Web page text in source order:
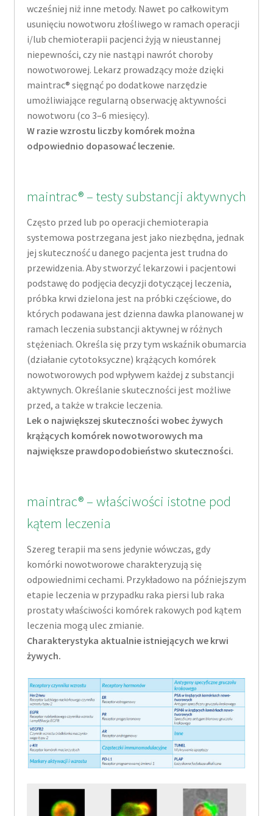
wcześniej niż inne metody. Nawet po całkowitym
usunięciu nowotworu złośliwego w ramach operacji
i/lub chemioterapii pacjenci żyją w nieustannej
niepewności, czy nie nastąpi nawrót choroby
nowotworowej. Lekarz prowadzący może dzięki
maintrac® sięgnąć po dodatkowe narzędzie
umożliwiające regularną obserwację aktywności
nowotworu (co 3–6 miesięcy).
W razie wzrostu liczby komórek można
odpowiednio dopasować leczenie.
maintrac® – testy substancji aktywnych
Często przed lub po operacji chemioterapia
systemowa postrzegana jest jako niezbędna, jednak
jej skuteczność u danego pacjenta jest trudna do
przewidzenia. Aby stworzyć lekarzowi i pacjentowi
podstawę do podjęcia decyzji dotyczącej leczenia,
próbka krwi dzielona jest na próbki częściowe, do
których podawana jest dzienna dawka planowanej w
ramach leczenia substancji aktywnej w różnych
stężeniach. Określa się przy tym wskaźnik obumarcia
(działanie cytotoksyczne) krążących komórek
nowotworowych pod wpływem każdej z substancji
aktywnych. Określanie skuteczności jest możliwe
przed, a także w trakcie leczenia.
Lek o największej skuteczności wobec żywych
krążących komórek nowotworowych ma
największe prawdopodobieństwo skuteczności.
maintrac® – właściwości istotne pod
kątem leczenia
Szereg terapii ma sens jedynie wówczas, gdy
komórki nowotworowe charakteryzują się
odpowiednimi cechami. Przykładowo na późniejszym
etapie leczenia w przypadku raka piersi lub raka
prostaty właściwości komórek rakowych pod kątem
leczenia mogą ulec zmianie.
Charakterystyka aktualnie istniejących we krwi
żywych.